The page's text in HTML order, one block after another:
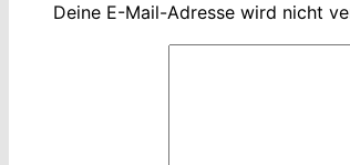
Deine E-Mail-Adresse wird nicht